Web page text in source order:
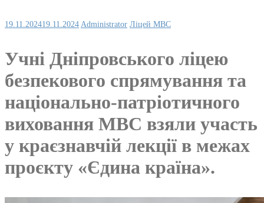
19.11.202419.11.2024 Administrator Ліцей МВС
Учні Дніпровського ліцею
безпекового спрямування та
національно-патріотичного
виховання МВС взяли участь
у краєзнавчій лекції в межах
проєкту «Єдина країна».